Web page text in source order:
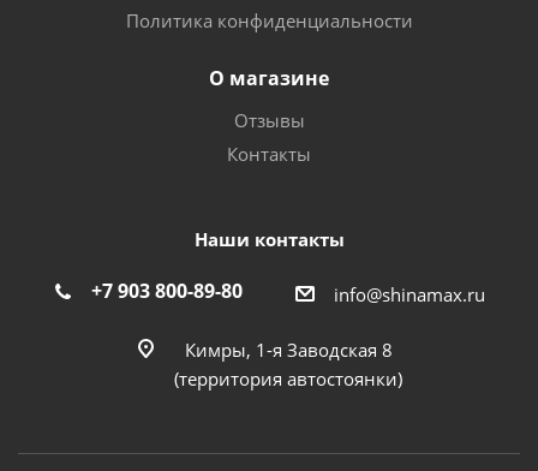
Политика конфиденциальности
О магазине
Отзывы
Контакты
Наши контакты
+7 903 800-89-80 info@shinamax.ru
Кимры, 1-я Заводская 8
(территория автостоянки)